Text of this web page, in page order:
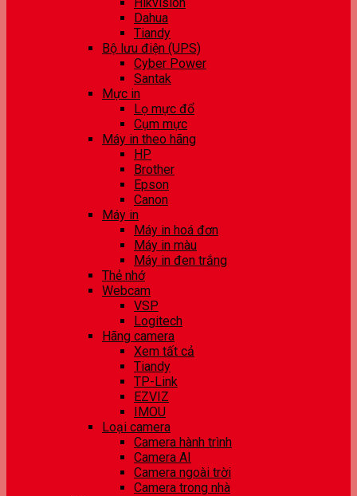
Dahua
Tiandy
Bộ lưu điện (UPS)
Cyber Power
Santak
Mực in
Lọ mực đổ
Cụm mực
Máy in theo hãng
HP
Brother
Epson
Canon
Máy in
Máy in hoá đơn
Máy in màu
Máy in đen trắng
Thẻ nhớ
Webcam
VSP
Logitech
Hãng camera
Xem tất cả
Tiandy
TP-Link
EZVIZ
IMOU
Loại camera
Camera hành trình
Camera AI
Camera ngoài trời
Camera trong nhà